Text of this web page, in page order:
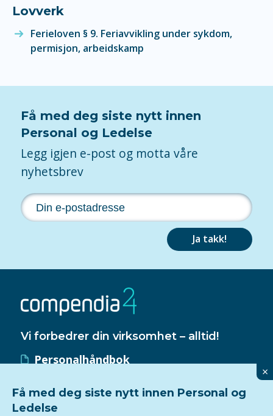
Lovverk
Ferieloven § 9. Feriavvikling under sykdom,
permisjon, arbeidskamp
Få med deg siste nytt innen
Personal og Ledelse
Legg igjen e-post og motta våre
nyhetsbrev
Ja takk!
Vi forbedrer din virksomhet – alltid!
Personalhåndbok
Kvalitetssystem
×
Få med deg siste nytt innen Personal og
Ledelse